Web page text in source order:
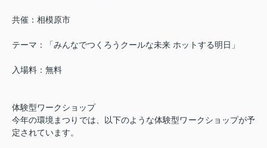
共催：相模原市
テーマ：「みんなでつくろうクールな未来 ホットする明日」
入場料：無料
体験型ワークショップ
今年の環境まつりでは、以下のような体験型ワークショップが予
定されています。